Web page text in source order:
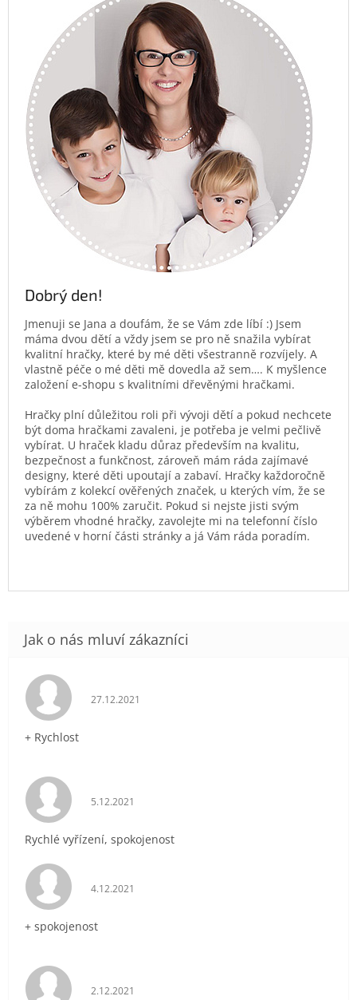
Dobrý den!
Jmenuji se Jana a doufám, že se Vám zde líbí :) Jsem
máma dvou dětí a vždy jsem se pro ně snažila vybírat
kvalitní hračky, které by mé děti všestranně rozvíjely. A
vlastně péče o mé děti mě dovedla až sem…. K myšlence
založení e-shopu s kvalitními dřevěnými hračkami.
Hračky plní důležitou roli při vývoji dětí a pokud nechcete
být doma hračkami zavaleni, je potřeba je velmi pečlivě
vybírat. U hraček kladu důraz především na kvalitu,
bezpečnost a funkčnost, zároveň mám ráda zajímavé
designy, které děti upoutají a zabaví. Hračky každoročně
vybírám z kolekcí ověřených značek, u kterých vím, že se
za ně mohu 100% zaručit. Pokud si nejste jisti svým
výběrem vhodné hračky, zavolejte mi na telefonní číslo
uvedené v horní části stránky a já Vám ráda poradím.
Hodnocení obchodu je 5 z 5 hvězdiček.
27.12.2021
+ Rychlost
Hodnocení obchodu je 5 z 5 hvězdiček.
5.12.2021
Rychlé vyřízení, spokojenost
Hodnocení obchodu je 5 z 5 hvězdiček.
4.12.2021
+ spokojenost
Hodnocení obchodu je 5 z 5 hvězdiček.
2.12.2021